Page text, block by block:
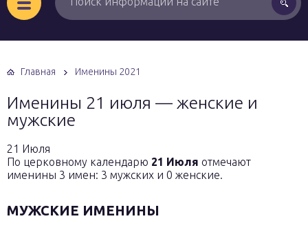
Главная Именины 2021
Именины 21 июля — женские и
мужские
21 Июля
По церковному календарю 21 Июля отмечают
именины 3 имен: 3 мужских и 0 женские.
МУЖСКИЕ ИМЕНИНЫ